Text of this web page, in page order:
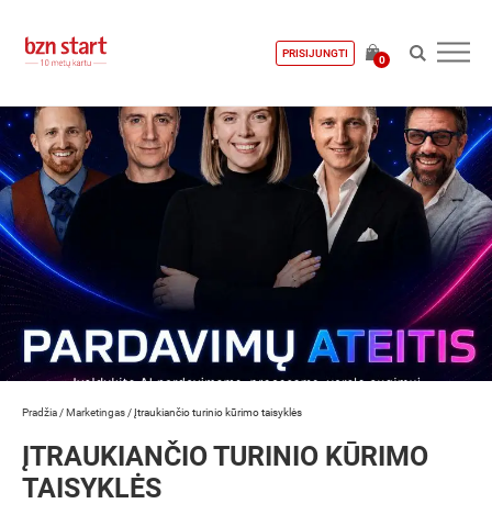
PRISIJUNGTI
0
Pradžia /Marketingas / Įtraukiančio turinio kūrimo taisyklės
ĮTRAUKIANČIO TURINIO KŪRIMO
TAISYKLĖS